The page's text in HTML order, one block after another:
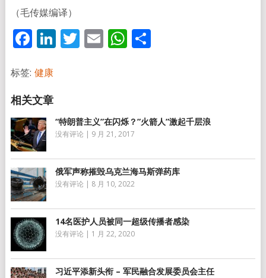
（毛传媒编译）
Facebook
LinkedIn
Twitter
EmailWhatsApp
分
标签: 健康
“特朗普主义”在闪烁？”火箭人”激起千层浪
没有评论 | 9 月 21, 2017
俄军声称摧毁乌克兰海马斯弹药库
没有评论 | 8 月 10, 2022
14名医护人员被同一超级传播者感染
没有评论 | 1 月 22, 2020
习近平添新头衔 – 军民融合发展委员会主任